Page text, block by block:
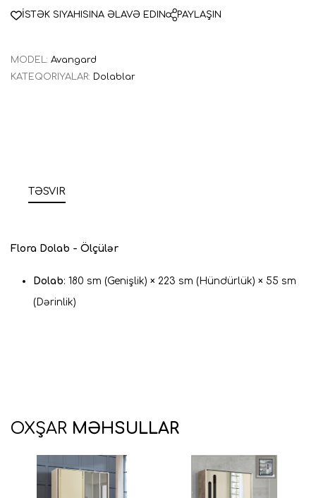
İSTƏK SIYAHISINA ƏLAVƏ EDIN PAYLAŞIN
MODEL: Avangard
KATEQORIYALAR: Dolablar
TƏSVIR
Flora Dolab - Ölçülər
Dolab: 180 sm (Genişlik) × 223 sm (Hündürlük) × 55 sm
(Dərinlik)
OXŞAR MƏHSULLAR